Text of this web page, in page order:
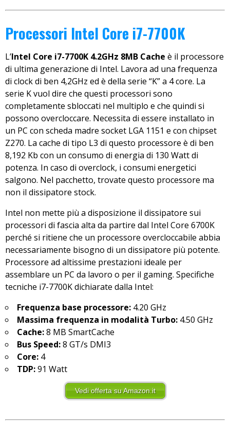
Processori Intel Core i7-7700K
L’Intel Core i7-7700K 4.2GHz 8MB Cache è il processore
di ultima generazione di Intel. Lavora ad una frequenza
di clock di ben 4,2GHz ed è della serie “K” a 4 core. La
serie K vuol dire che questi processori sono
completamente sbloccati nel multiplo e che quindi si
possono overcloccare. Necessita di essere installato in
un PC con scheda madre socket LGA 1151 e con chipset
Z270. La cache di tipo L3 di questo processore è di ben
8,192 Kb con un consumo di energia di 130 Watt di
potenza. In caso di overclock, i consumi energetici
salgono. Nel pacchetto, trovate questo processore ma
non il dissipatore stock.
Intel non mette più a disposizione il dissipatore sui
processori di fascia alta da partire dal Intel Core 6700K
perché si ritiene che un processore overcloccabile abbia
necessariamente bisogno di un dissipatore più potente.
Processore ad altissime prestazioni ideale per
assemblare un PC da lavoro o per il gaming. Specifiche
tecniche i7-7700K dichiarate dalla Intel:
Frequenza base processore: 4.20 GHz
Massima frequenza in modalità Turbo: 4.50 GHz
Cache:8 MB SmartCache
Bus Speed:8 GT/s DMI3
Core: 4
TDP:91 Watt
Vedi offerta su Amazon.it